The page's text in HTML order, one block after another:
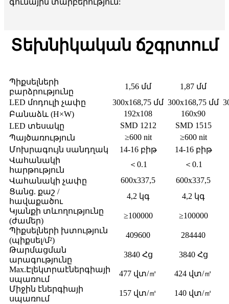
գունային տարբերություն:
Տեխնիկական ճշգրտում
Պիքսելների
բարձրությունը
1,56 մմ
1,87 մմ
LED մոդուլի չափը
300x168,75 մմ 300x168,75 մմ
Բանաձև (H×W)
192x108
160x90
LED տեսակը
SMD 1212
SMD 1515
Պայծառություն
≥600 nit
≥600 nit
Մոխրագույն սանդղակ
14-16 բիթ
14-16 բիթ
Վահանակի
հարթություն
＜0.1
＜0.1
Վահանակի չափը
600x337,5
600x337,5
Ցանց. քաշ /
հավաքածու
4,2 կգ
4,2 կգ
Կյանքի տևողությունը
(ժամեր)
≥100000
≥100000
Պիքսելների խտություն
(պիքսել/մ²)
409600
284440
Թարմացման
արագությունը
3840 Հց
3840 Հց
Max.Էլեկտրաէներգիայի
սպառում
477 վտ/㎡
424 վտ/㎡
Միջին էներգիայի
սպառում
157 վտ/㎡
140 վտ/㎡